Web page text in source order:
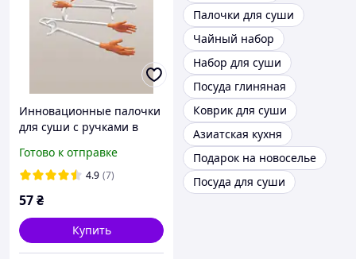
Инновационные палочки
для суши с ручками в
Готово к отправке
4.9 (7)
57₴
Купить
Палочки для суши
Чайный набор
Набор для суши
Посуда глиняная
Коврик для суши
Азиатская кухня
Подарок на новоселье
Посуда для суши